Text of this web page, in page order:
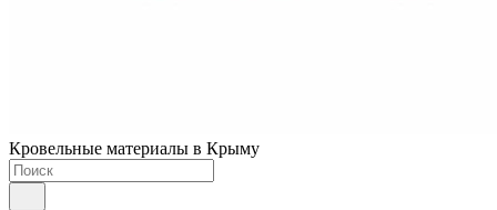
Кровельные материалы в Крыму